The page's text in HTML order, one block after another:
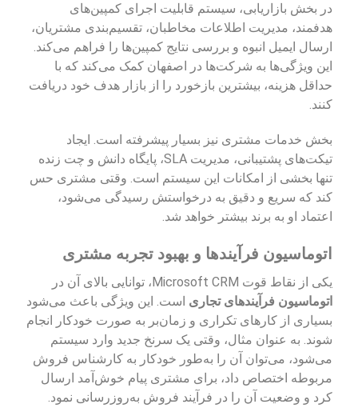
در بخش بازاریابی، سیستم قابلیت اجرای کمپین‌های
هدفمند، مدیریت اطلاعات مخاطبان، تقسیم‌بندی مشتریان،
ارسال ایمیل انبوه و بررسی نتایج کمپین‌ها را فراهم می‌کند.
این ویژگی‌ها به شرکت‌ها در اصفهان کمک می‌کند که با
حداقل هزینه، بیشترین بازخورد را از بازار هدف خود دریافت
کنند.
بخش خدمات مشتری نیز بسیار پیشرفته است. ایجاد
تیکت‌های پشتیبانی، مدیریت SLA، پایگاه دانش و چت زنده
تنها بخشی از امکانات این سیستم است. وقتی مشتری حس
کند که سریع و دقیق به درخواستش رسیدگی می‌شود،
اعتماد او به برند بیشتر خواهد شد.
اتوماسیون فرآیندها و بهبود تجربه مشتری
یکی از نقاط قوت Microsoft CRM، توانایی بالای آن در
اتوماسیون فرآیندهای تجاری است. این ویژگی باعث می‌شود
بسیاری از کارهای تکراری و زمان‌بر به صورت خودکار انجام
شوند. به عنوان مثال، وقتی یک سرنخ جدید وارد سیستم
می‌شود، می‌توان آن را به‌طور خودکار به کارشناس فروش
مربوطه اختصاص داد، برای مشتری پیام خوش‌آمد ارسال
کرد و وضعیت آن را در فرآیند فروش به‌روزرسانی نمود.